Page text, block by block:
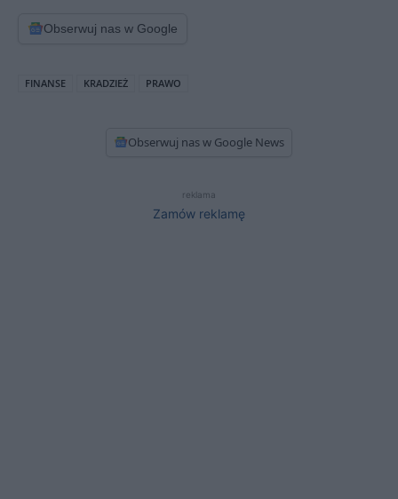
Obserwuj nas w Google
FINANSE KRADZIEŻ PRAWO
Obserwuj nas w Google News
reklama
Zamów reklamę